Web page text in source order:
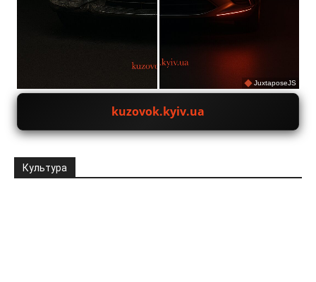
JuxtaposeJS
kuzovok.kyiv.ua
Культура